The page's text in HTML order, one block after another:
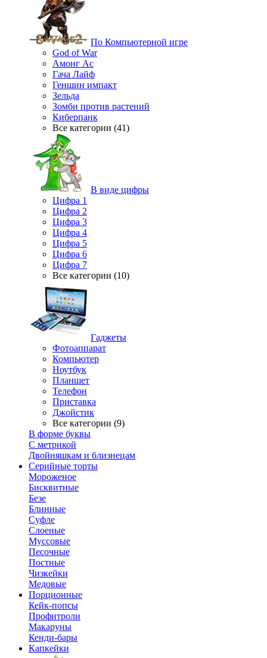
По Компьютерной игре
God of War
Амонг Ас
Гача Лайф
Геншин импакт
Зельда
Зомби против растений
Киберпанк
Все категории (41)
В виде цифры
Цифра 1
Цифра 2
Цифра 3
Цифра 4
Цифра 5
Цифра 6
Цифра 7
Все категории (10)
Гаджеты
Фотоаппарат
Компьютер
Ноутбук
Планшет
Телефон
Приставка
Джойстик
Все категории (9)
В форме буквы
С метрикой
Двойняшкам и близнецам
Серийные торты
Мороженое
Бисквитные
Безе
Блинные
Суфле
Слоеные
Муссовые
Песочные
Постные
Чизкейки
Медовые
Порционные
Кейк-попсы
Профитроли
Макаруны
Кенди-бары
Капкейки